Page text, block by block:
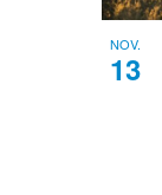
NOV.
13